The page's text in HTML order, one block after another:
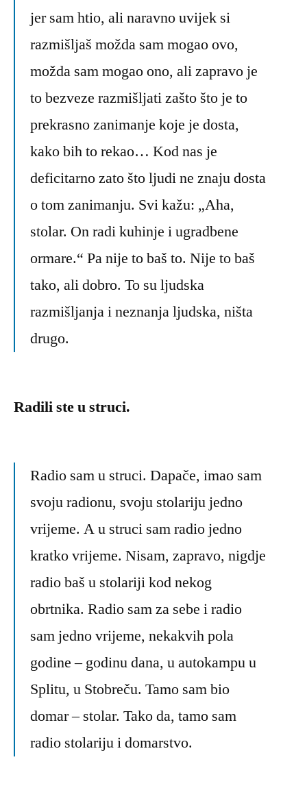
jer sam htio, ali naravno uvijek si
razmišljaš možda sam mogao ovo,
možda sam mogao ono, ali zapravo je
to bezveze razmišljati zašto što je to
prekrasno zanimanje koje je dosta,
kako bih to rekao… Kod nas je
deficitarno zato što ljudi ne znaju dosta
o tom zanimanju. Svi kažu: „Aha,
stolar. On radi kuhinje i ugradbene
ormare.“ Pa nije to baš to. Nije to baš
tako, ali dobro. To su ljudska
razmišljanja i neznanja ljudska, ništa
drugo.
Radili ste u struci.
Radio sam u struci. Dapače, imao sam
svoju radionu, svoju stolariju jedno
vrijeme. A u struci sam radio jedno
kratko vrijeme. Nisam, zapravo, nigdje
radio baš u stolariji kod nekog
obrtnika. Radio sam za sebe i radio
sam jedno vrijeme, nekakvih pola
godine – godinu dana, u autokampu u
Splitu, u Stobreču. Tamo sam bio
domar – stolar. Tako da, tamo sam
radio stolariju i domarstvo.